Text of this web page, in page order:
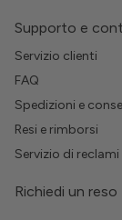
Supporto e
Servizio clienti
FAQ
Spedizioni e
Resi e rimborsi
Servizio di
Richiedi un reso